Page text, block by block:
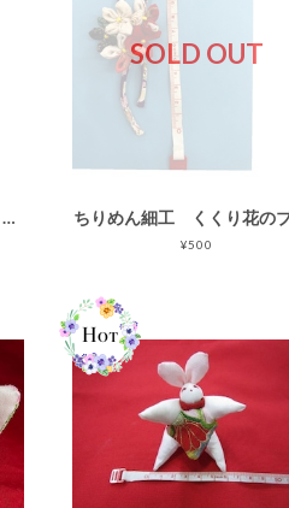
ちりめん細工 合わせ玉(くくり花)のストラップ ハンドメイド
SOLD OUT
¥500